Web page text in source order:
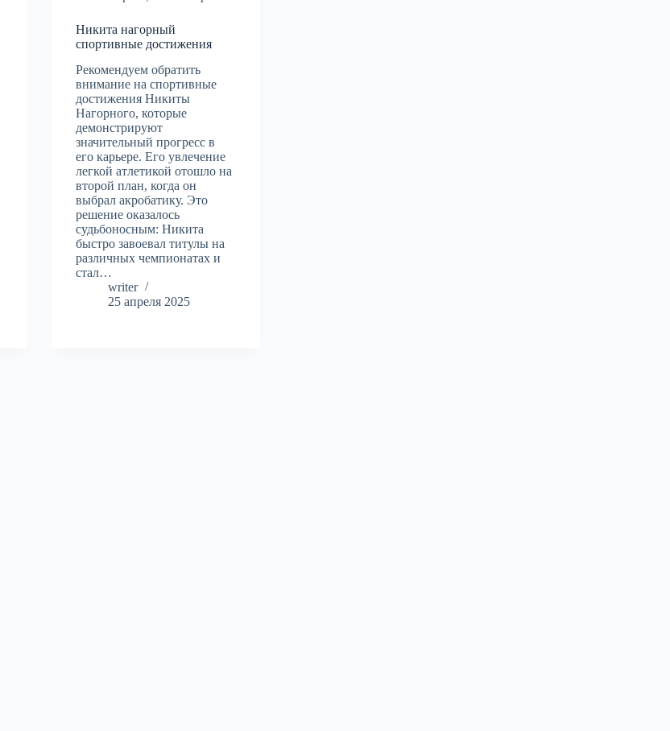
Никита нагорный
спортивные достижения
Рекомендуем обратить
внимание на спортивные
достижения Никиты
Нагорного, которые
демонстрируют
значительный прогресс в
его карьере. Его увлечение
легкой атлетикой отошло на
второй план, когда он
выбрал акробатику. Это
решение оказалось
судьбоносным: Никита
быстро завоевал титулы на
различных чемпионатах и
стал…
writer
25 апреля 2025